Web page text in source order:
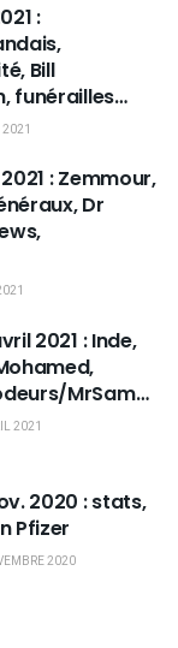
:
Bill
funérailles
: Zemmour,
Dr
2021 : Inde,
MrSam…
2021
2020 : stats,
Pfizer
2020